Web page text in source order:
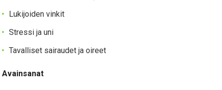
Lukijoiden vinkit
Stressi ja uni
Tavalliset sairaudet ja oireet
Avainsanat